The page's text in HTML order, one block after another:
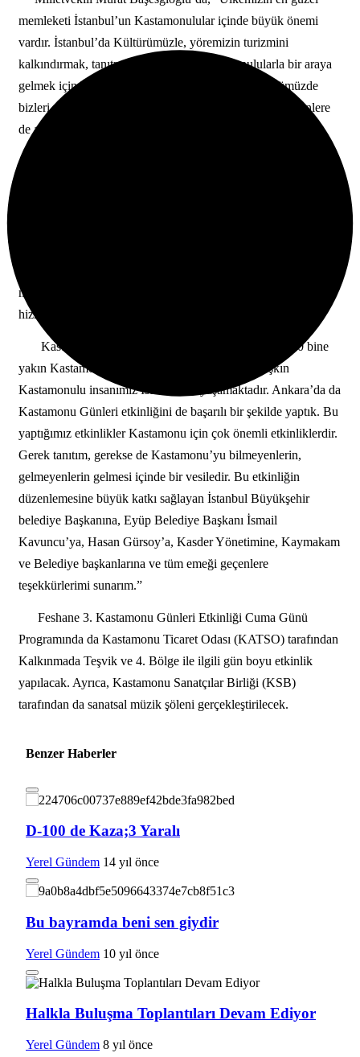
memleketi İstanbul’un Kastamonulular içinde büyük önemi
vardır. İstanbul’da Kültürümüzle, yöremizin turizmini
kalkındırmak, tanıtmak, gurbetteki Kastamonulularla bir araya
gelmek için bugün yan yana geldik. Bu önemli günümüzde
bizleri unutmayan ve etkinliğimize katılan ve destek verenlere
de ayrı ayrı teşekkür ediyorum.”
memnun ve mutluyuz ve de her zaman onların yanında ve
hizmetindeyiz”
Kastamonu Valisi Mustafa Kara’da, İstanbul’da 600 bine
yakın Kastamonulu nüfusa kayıtlı ve 1 Milyona aşkın
Kastamonulu insanımız İstanbul’da yaşamaktadır. Ankara’da da
Kastamonu Günleri etkinliğini de başarılı bir şekilde yaptık. Bu
yaptığımız etkinlikler Kastamonu için çok önemli etkinliklerdir.
Gerek tanıtım, gerekse de Kastamonu’yu bilmeyenlerin,
gelmeyenlerin gelmesi içinde bir vesiledir. Bu etkinliğin
düzenlemesine büyük katkı sağlayan İstanbul Büyükşehir
belediye Başkanına, Eyüp Belediye Başkanı İsmail
Kavuncu’ya, Hasan Gürsoy’a, Kasder Yönetimine, Kaymakam
ve Belediye başkanlarına ve tüm emeği geçenlere
teşekkürlerimi sunarım.”
Feshane 3. Kastamonu Günleri Etkinliği Cuma Günü
Programında da Kastamonu Ticaret Odası (KATSO) tarafından
Kalkınmada Teşvik ve 4. Bölge ile ilgili gün boyu etkinlik
yapılacak. Ayrıca, Kastamonu Sanatçılar Birliği (KSB)
tarafından da sanatsal müzik şöleni gerçekleştirilecek.
Benzer Haberler
D-100 de Kaza;3 Yaralı
Yerel Gündem 14 yıl önce
Bu bayramda beni sen giydir
Yerel Gündem 10 yıl önce
Halkla Buluşma Toplantıları Devam Ediyor
Yerel Gündem 8 yıl önce